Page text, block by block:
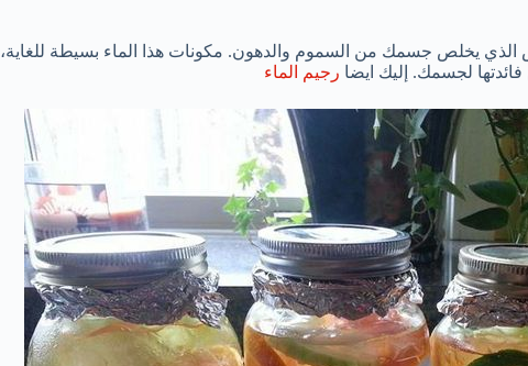
الذي يخلص جسمك من السموم والدهون. مكونات هذا الماء بسيطة للغاية،
لجسمك. إليك ايضا رجيم الماء